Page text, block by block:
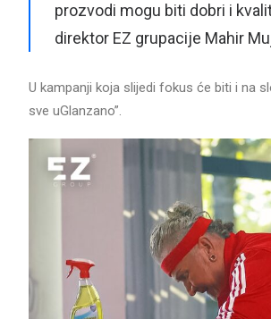
prozvodi mogu biti dobri i
direktor EZ grupacije Mahir
U kampanji koja slijedi fokus će biti i na
sve uGlanzano”.